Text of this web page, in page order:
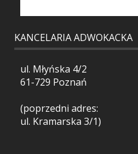
KANCELARIA ADWOKACKA
ul. Młyńska 4/2
61-729 Poznań
(poprzedni adres:
ul. Kramarska 3/1)